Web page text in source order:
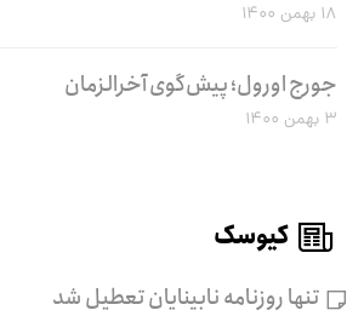
۱۸ بهمن ۱۴۰۰
جورج اورول؛ پیش‌گوی آخرالزمان
۳ بهمن ۱۴۰۰
کیوسک
تنها روزنامه نابینایان تعطیل شد